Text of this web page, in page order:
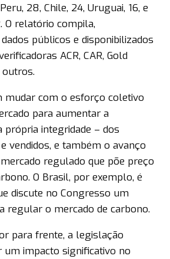
28, Chile, 24, Uruguai, 16, e
O relatório compila,
públicos e disponibilizados
ACR, CAR, Gold
outros.
mudar com o esforço coletivo
para aumentar a
própria integridade – dos
vendidos, e também o avanço
regulado que põe preço
O Brasil, por exemplo, é
discute no Congresso um
regular o mercado de carbono.
para frente, a legislação
impacto significativo no